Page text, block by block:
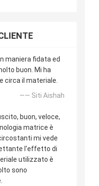
maniera fidata ed
buon. Mi ha
circa il materiale.
—— Siti Aishah
buon, veloce,
matrice è
mi vede
l'effetto di
utilizzato è
sono